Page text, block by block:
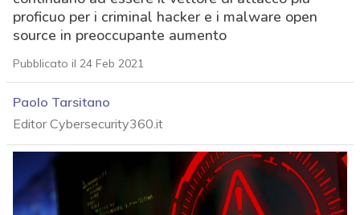
proficuo per i criminal hacker e i malware open
source in preoccupante aumento
Pubblicato il 24 Feb 2021
Paolo Tarsitano
Editor Cybersecurity360.it